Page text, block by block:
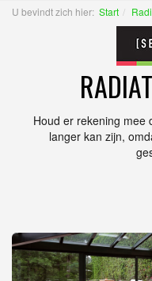
U bevindt zich hier: Start
Houd er rekening mee
langer kan zijn,